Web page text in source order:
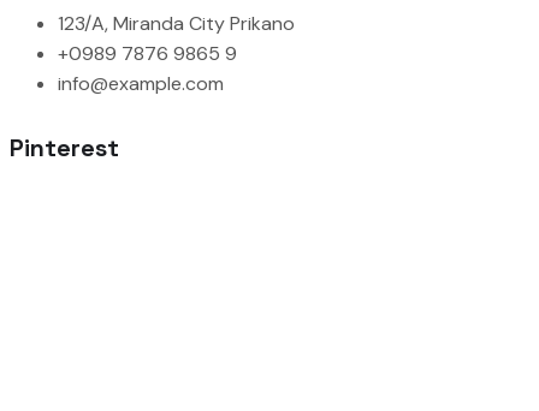
123/A, Miranda City Prikano
+0989 7876 9865 9
info@example.com
Pinterest